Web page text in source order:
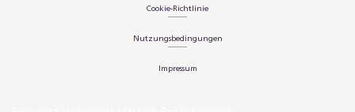
Cookie-Richtlinie
Nutzungsbedingungen
Impressum